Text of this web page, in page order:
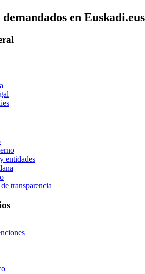
en Euskadi.eus
entidades
transparencia